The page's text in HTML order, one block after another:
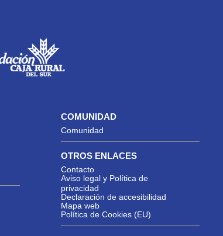
COMUNIDAD
Comunidad
OTROS ENLACES
Contacto
Aviso legal y Política de
privacidad
Declaración de accesibilidad
Mapa web
Política de Cookies (EU)